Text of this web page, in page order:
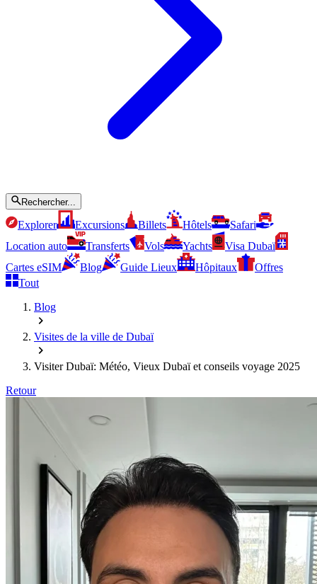
Rechercher...
Explorer Excursions Billets Hôtels
Safari
Location auto
Transferts Vols Yachts
Visa Dubaï
Cartes eSIM
Blog Guide Lieux Hôpitaux
Offres
Tout
Blog
Visites de la ville de Dubaï
Visiter Dubaï: Météo, Vieux Dubaï et conseils voyage 2025
Retour